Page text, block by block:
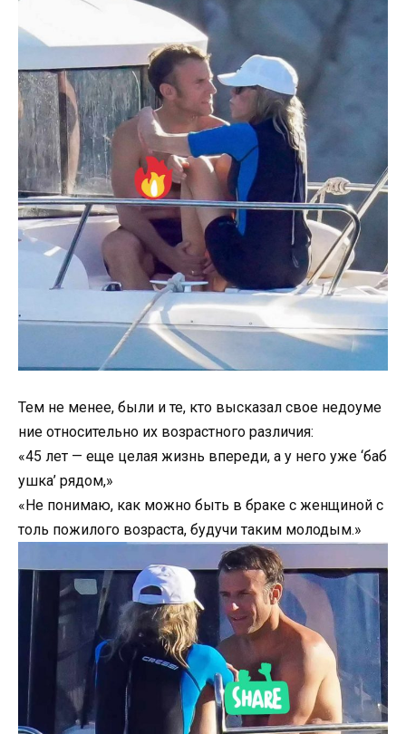
Тем не менее, были и те, кто высказал свое недоуме
ние относительно их возрастного различия:
«45 лет — еще целая жизнь впереди, а у него уже ‘баб
ушка’ рядом,»
«Не понимаю, как можно быть в браке с женщиной с
толь пожилого возраста, будучи таким молодым.»